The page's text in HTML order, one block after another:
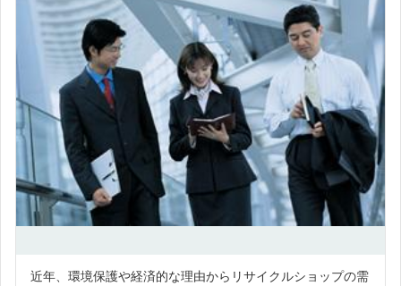
近年、環境保護や経済的な理由からリサイクルショップの需